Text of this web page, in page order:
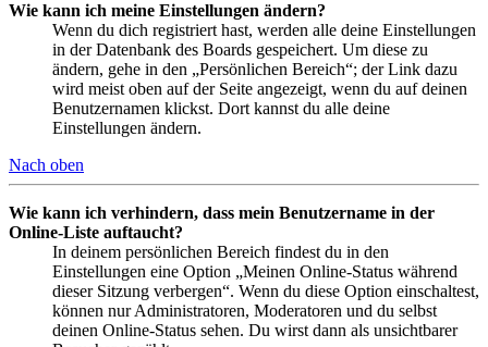
Wie kann ich meine Einstellungen ändern?
Wenn du dich registriert hast, werden alle deine Einstellungen
in der Datenbank des Boards gespeichert. Um diese zu
ändern, gehe in den „Persönlichen Bereich“; der Link dazu
wird meist oben auf der Seite angezeigt, wenn du auf deinen
Benutzernamen klickst. Dort kannst du alle deine
Einstellungen ändern.
Nach oben
Wie kann ich verhindern, dass mein Benutzername in der
Online-Liste auftaucht?
In deinem persönlichen Bereich findest du in den
Einstellungen eine Option „Meinen Online-Status während
dieser Sitzung verbergen“. Wenn du diese Option einschaltest,
können nur Administratoren, Moderatoren und du selbst
deinen Online-Status sehen. Du wirst dann als unsichtbarer